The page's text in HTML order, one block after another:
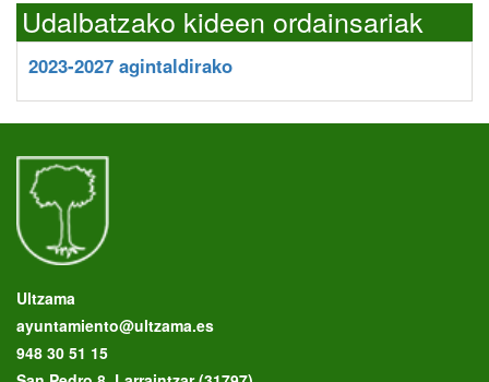
Udalbatzako kideen ordainsariak
2023-2027 agintaldirako
Ultzama
ayuntamiento@ultzama.es
948 30 51 15